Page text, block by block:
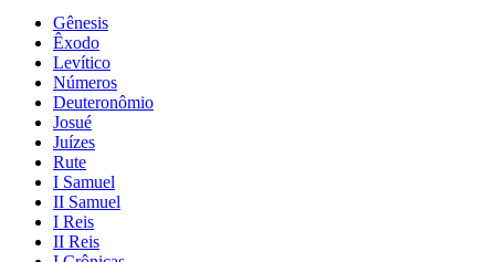
Gênesis
Êxodo
Levítico
Números
Deuteronômio
Josué
Juízes
Rute
I Samuel
II Samuel
I Reis
II Reis